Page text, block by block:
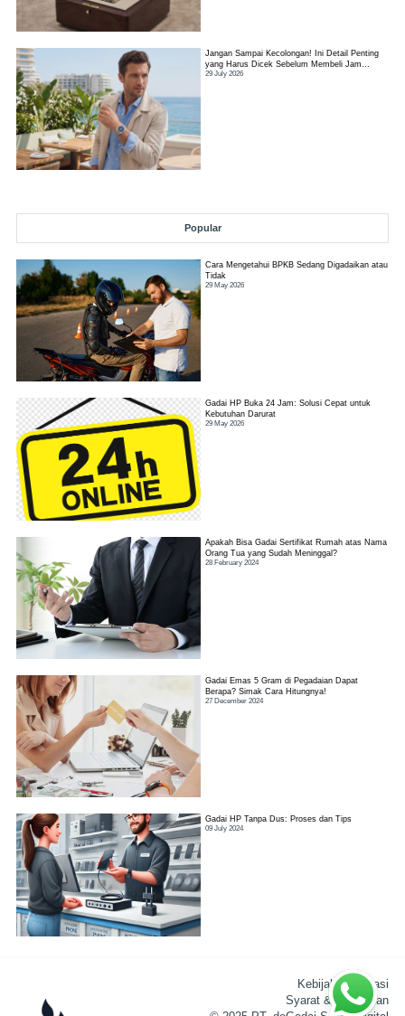
Jangan Sampai Kecolongan! Ini Detail Penting
yang Harus Dicek Sebelum Membeli Jam
Tangan TAG Heuer Link
29 July 2026
Popular
Cara Mengetahui BPKB Sedang Digadaikan atau
Tidak
29 May 2026
Gadai HP Buka 24 Jam: Solusi Cepat untuk
Kebutuhan Darurat
29 May 2026
Apakah Bisa Gadai Sertifikat Rumah atas Nama
Orang Tua yang Sudah Meninggal?
28 February 2024
Gadai Emas 5 Gram di Pegadaian Dapat
Berapa? Simak Cara Hitungnya!
27 December 2024
Gadai HP Tanpa Dus: Proses dan Tips
09 July 2024
Kebijakan Privasi
Syarat & Ketentuan